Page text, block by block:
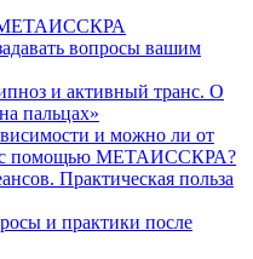
МЕТАИССКРА
вопросы вашим
и активный транс. О
пальцах»
и можно ли от
с помощью МЕТАИССКРА?
Практическая польза
и практики после